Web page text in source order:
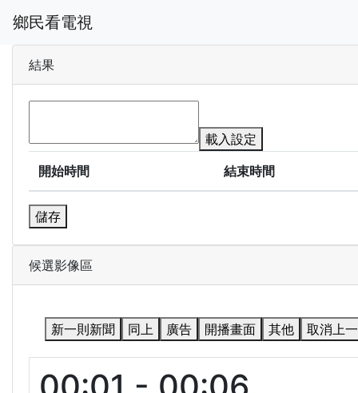
鄉民看電視
結果
載入設定
開始時間
結束時間
儲存
候選影像區
新一則新聞 同上 廣告 開播畫面 其他 取消上